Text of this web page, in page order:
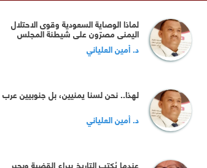
لماذا الوصاية السعودية وقوى الاحتلال
اليمني مصرّون على شيطنة المجلس
الانتقالي وقيادته المفوضة وحواضنه
الشعبية؟
د. أمين العلياني
لهذا.. نحن لسنا يمنيين، بل جنوبيين عرب
د. أمين العلياني
عندما يُكتب التاريخ بيراع القضية وبحبر